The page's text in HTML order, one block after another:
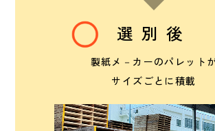
選別後
製紙メ－カーのパレット
サイズごとに積載